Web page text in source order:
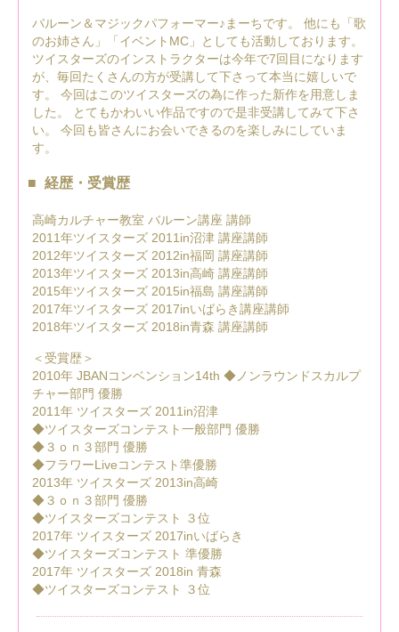
バルーン＆マジックパフォーマー♪まーちです。 他にも「歌
のお姉さん」「イベントMC」としても活動しております。
ツイスターズのインストラクターは今年で7回目になります
が、毎回たくさんの方が受講して下さって本当に嬉しいで
す。 今回はこのツイスターズの為に作った新作を用意しま
した。 とてもかわいい作品ですので是非受講してみて下さ
い。 今回も皆さんにお会いできるのを楽しみにしていま
す。
経歴・受賞歴
高崎カルチャー教室 バルーン講座 講師
2011年ツイスターズ 2011in沼津 講座講師
2012年ツイスターズ 2012in福岡 講座講師
2013年ツイスターズ 2013in高崎 講座講師
2015年ツイスターズ 2015in福島 講座講師
2017年ツイスターズ 2017inいばらき講座講師
2018年ツイスターズ 2018in青森 講座講師
＜受賞歴＞
2010年 JBANコンベンション14th ◆ノンラウンドスカルプ
チャー部門 優勝
2011年 ツイスターズ 2011in沼津
◆ツイスターズコンテスト一般部門 優勝
◆３ｏｎ３部門 優勝
◆フラワーLiveコンテスト準優勝
2013年 ツイスターズ 2013in高崎
◆３ｏｎ３部門 優勝
◆ツイスターズコンテスト ３位
2017年 ツイスターズ 2017inいばらき
◆ツイスターズコンテスト 準優勝
2017年 ツイスターズ 2018in 青森
◆ツイスターズコンテスト ３位